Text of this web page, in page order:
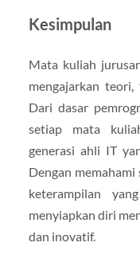
Kesimpulan
Mata kuliah
mengajarkan
Dari dasar
setiap mata
generasi ahli IT
Dengan
keterampilan
menyiapkan diri
dan inovatif.